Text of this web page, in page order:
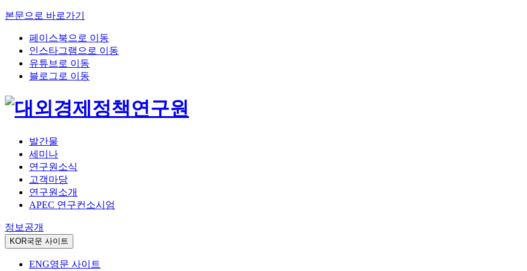
본문으로 바로가기
페이스북으로 이동
인스타그램으로 이동
유튜브로 이동
블로그로 이동
발간물
세미나
연구원소식
고객마당
연구원소개
APEC 연구컨소시엄
정보공개
KOR국문 사이트
ENG영문 사이트